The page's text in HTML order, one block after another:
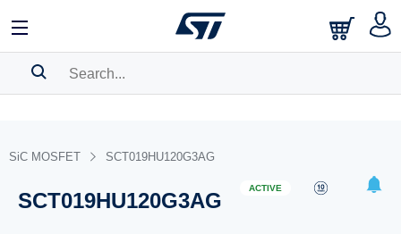
BOOKMARK
to show your saved searches.
SiC MOSFET SCT019HU120G3AG
SCT019HU120G3AG
ACTIVE